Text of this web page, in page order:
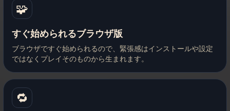
🧩
すぐ始められるブラウザ版
ブラウザですぐ始められるので、緊張感はインストールや設定
ではなくプレイそのものから生まれます。
🔁